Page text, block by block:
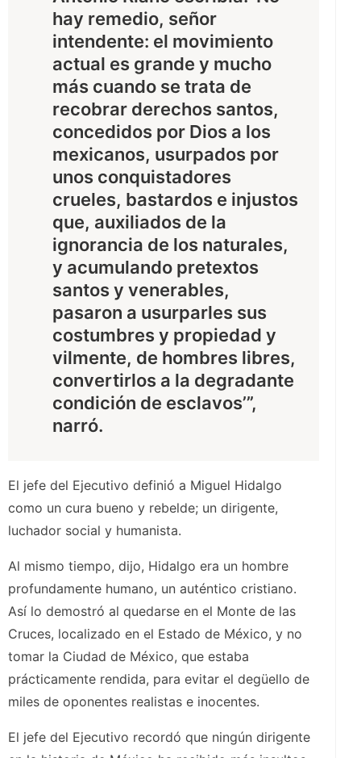
hay remedio, señor
intendente: el movimiento
actual es grande y mucho
más cuando se trata de
recobrar derechos santos,
concedidos por Dios a los
mexicanos, usurpados por
unos conquistadores
crueles, bastardos e injustos
que, auxiliados de la
ignorancia de los naturales,
y acumulando pretextos
santos y venerables,
pasaron a usurparles sus
costumbres y propiedad y
vilmente, de hombres libres,
convertirlos a la degradante
condición de esclavos’”,
narró.
El jefe del Ejecutivo definió a Miguel Hidalgo
como un cura bueno y rebelde; un dirigente,
luchador social y humanista.
Al mismo tiempo, dijo, Hidalgo era un hombre
profundamente humano, un auténtico cristiano.
Así lo demostró al quedarse en el Monte de las
Cruces, localizado en el Estado de México, y no
tomar la Ciudad de México, que estaba
prácticamente rendida, para evitar el degüello de
miles de oponentes realistas e inocentes.
El jefe del Ejecutivo recordó que ningún dirigente